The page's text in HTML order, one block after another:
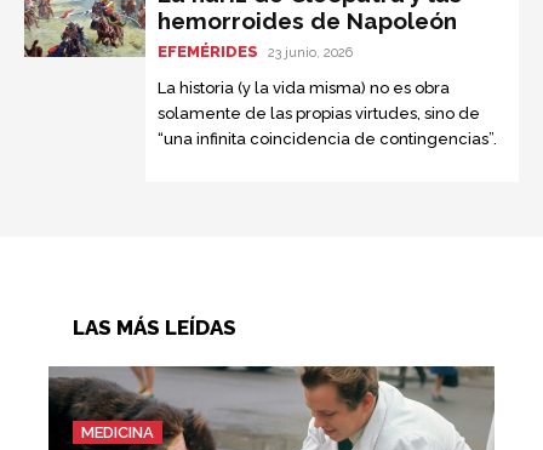
hemorroides de Napoleón
EFEMÉRIDES 23 junio, 2026
La historia (y la vida misma) no es obra
solamente de las propias virtudes, sino de
“una infinita coincidencia de contingencias”.
LAS MÁS LEÍDAS
MEDICINA